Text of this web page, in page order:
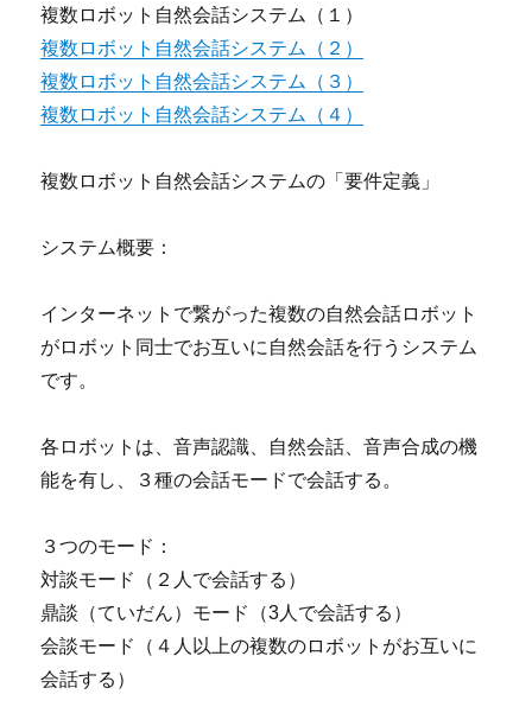
複数ロボット自然会話システム（１）
複数ロボット自然会話システム（２）
複数ロボット自然会話システム（３）
複数ロボット自然会話システム（４）
複数ロボット自然会話システムの「要件定義」
システム概要：
インターネットで繋がった複数の自然会話ロボット
がロボット同士でお互いに自然会話を行うシステム
です。
各ロボットは、音声認識、自然会話、音声合成の機
能を有し、３種の会話モードで会話する。
３つのモード：
対談モード（２人で会話する）
鼎談（ていだん）モード（3人で会話する）
会談モード（４人以上の複数のロボットがお互いに
会話する）